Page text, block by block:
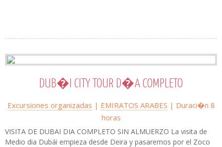
DUB�I CITY TOUR D�A COMPLETO
Excursiones organizadas | EMIRATOS ARABES | Duraci�n 8
horas
VISITA DE DUBAI DIA COMPLETO SIN ALMUERZO La visita de
Medio dia Dubái empieza desde Deira y pasaremos por el Zoco